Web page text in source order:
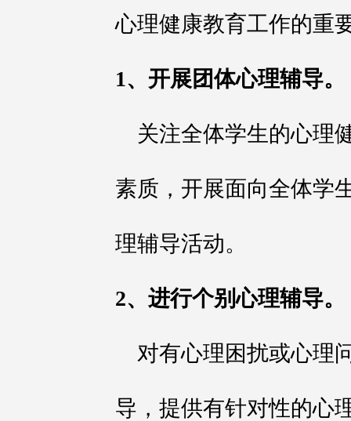
心理健康教育工作的重
1、开展团体心理辅导。
关注全体学生的心理
素质，开展面向全体学
理辅导活动。
2、进行个别心理辅导。
对有心理困扰或心理
导，提供有针对性的心